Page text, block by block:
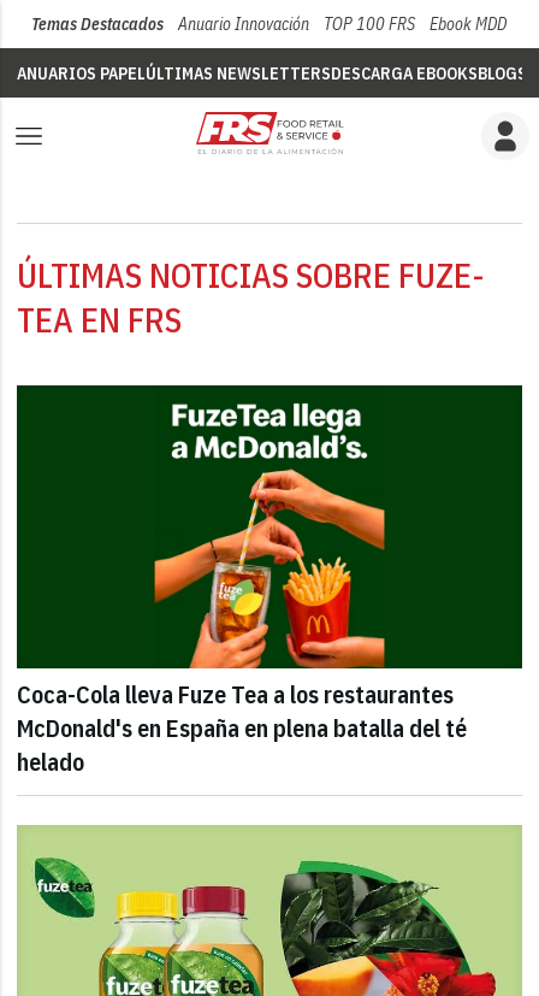
Temas Destacados Anuario Innovación TOP 100 FRS Ebook MDD
ANUARIOS PAPELÚLTIMAS NEWSLETTERSDESCARGA EBOOKSBLOGS
ÚLTIMAS NOTICIAS SOBRE FUZE-
TEA EN FRS
Coca-Cola lleva Fuze Tea a los restaurantes
McDonald's en España en plena batalla del té
helado